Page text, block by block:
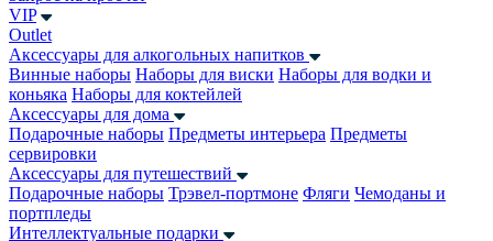
VIP
Outlet
Аксессуары для алкогольных напитков
Винные наборы Наборы для виски Наборы для водки и
коньяка Наборы для коктейлей
Аксессуары для дома
Подарочные наборы Предметы интерьера Предметы
сервировки
Аксессуары для путешествий
Подарочные наборы Трэвел-портмоне Фляги Чемоданы и
портпледы
Интеллектуальные подарки